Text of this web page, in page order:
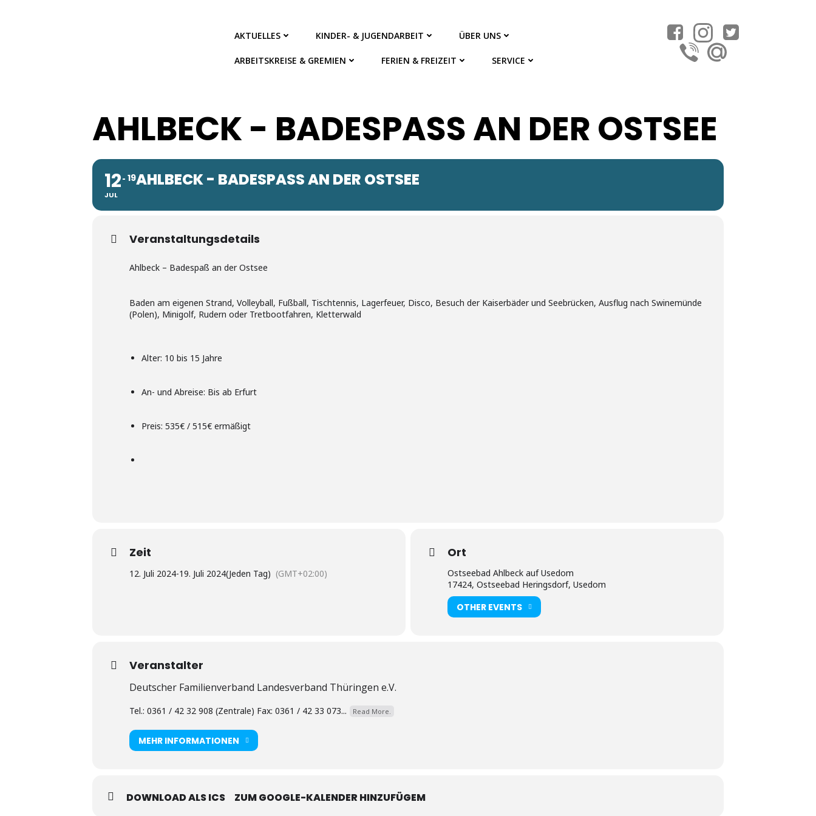
AKTUELLES KINDER- & JUGENDARBEIT ÜBER UNS
ARBEITSKREISE & GREMIEN FERIEN & FREIZEIT SERVICE
AHLBECK - BADESPASS AN DER OSTSEE
12
JUL
19AHLBECK - BADESPASS AN DER OSTSEE
Veranstaltungsdetails
Ahlbeck – Badespaß an der Ostsee
Baden am eigenen Strand, Volleyball, Fußball, Tischtennis, Lagerfeuer, Disco, Besuch der Kaiserbäder und Seebrücken, Ausflug nach Swinemünde
(Polen), Minigolf, Rudern oder Tretbootfahren, Kletterwald
Alter: 10 bis 15 Jahre
An- und Abreise: Bis ab Erfurt
Preis: 535€ / 515€ ermäßigt
Zeit
12. Juli 2024-19. Juli 2024(Jeden Tag) (GMT+02:00)
Ort
Ostseebad Ahlbeck auf Usedom
17424, Ostseebad Heringsdorf, Usedom
OTHER EVENTS
Veranstalter
Deutscher Familienverband Landesverband Thüringen e.V.
Tel.: 0361 / 42 32 908 (Zentrale) Fax: 0361 / 42 33 073... Read More.
MEHR INFORMATIONEN
DOWNLOAD ALS ICS ZUM GOOGLE-KALENDER HINZUFÜGEM